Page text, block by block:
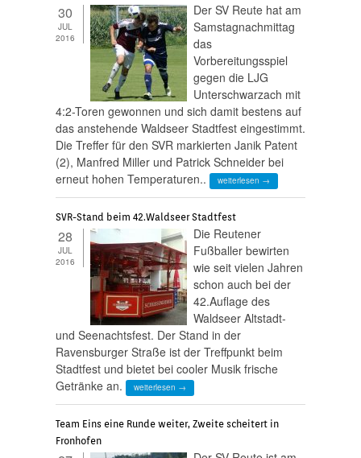
30
JUL
2016
Der SV Reute hat am
Samstagnachmittag
das
Vorbereitungsspiel
gegen die LJG
Unterschwarzach mit
4:2-Toren gewonnen und sich damit bestens auf
das anstehende Waldseer Stadtfest eingestimmt.
Die Treffer für den SVR markierten Janik Patent
(2), Manfred Miller und Patrick Schneider bei
erneut hohen Temperaturen..
weiterlesen →
SVR-Stand beim 42.Waldseer Stadtfest
28
JUL
2016
Die Reutener
Fußballer bewirten
wie seit vielen Jahren
schon auch bei der
42.Auflage des
Waldseer Altstadt-
und Seenachtsfest. Der Stand in der
Ravensburger Straße ist der Treffpunkt beim
Stadtfest und bietet bei cooler Musik frische
Getränke an.
weiterlesen →
Team Eins eine Runde weiter, Zweite scheitert in
Fronhofen